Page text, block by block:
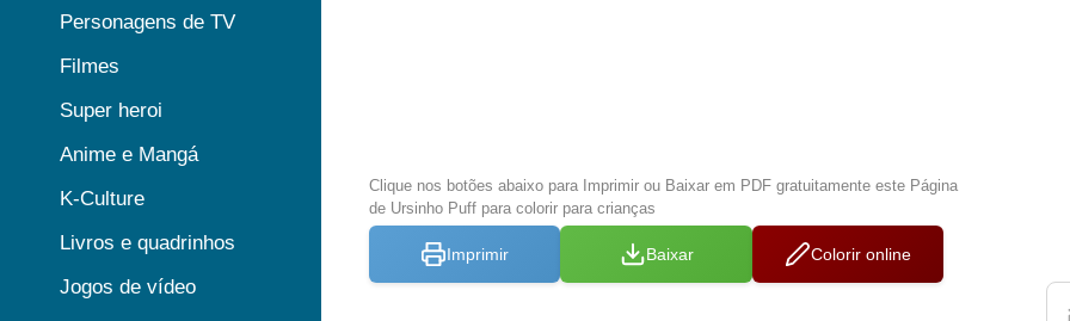
Clique nos botões abaixo para Imprimir ou Baixar em PDF gratuitamente este Página
de Ursinho Puff para colorir para crianças
Imprimir Baixar Colorir online
Personagens de TV
Filmes
Super heroi
Anime e Mangá
K-Culture
Livros e quadrinhos
Jogos de vídeo